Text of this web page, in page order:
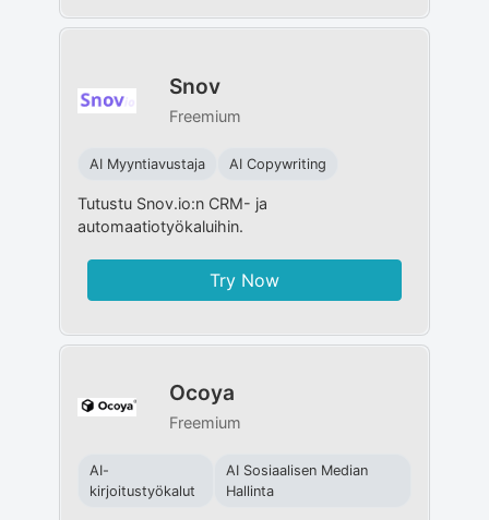
Snov
Freemium
AI Myyntiavustaja AI Copywriting
Tutustu Snov.io:n CRM- ja
automaatiotyökaluihin.
Try Now
Ocoya
Freemium
AI-
kirjoitustyökalut
AI Sosiaalisen Median
Hallinta